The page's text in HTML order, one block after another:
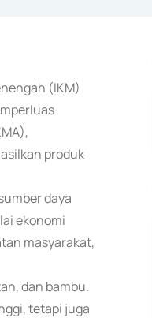
(IKM)
produk
daya
ekonomi
masyarakat,
dan bambu.
tetapi juga